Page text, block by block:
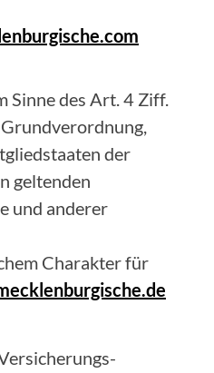
Sinne des Art. 4 Ziff.
der
geltenden
und anderer
Charakter für